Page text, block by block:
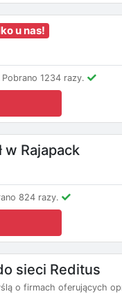
u nas!
Pobrano 1234 razy.
w Rajapack
824 razy.
sieci Reditus
o firmach oferujących